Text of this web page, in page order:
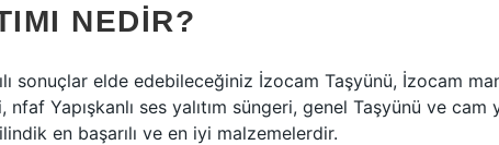
NEDIR?
sonuçlar elde edebileceğiniz İzocam Taşyünü, İzocam
nfaf Yapışkanlı ses yalıtım süngeri, genel Taşyünü ve cam
en başarılı ve en iyi malzemelerdir.